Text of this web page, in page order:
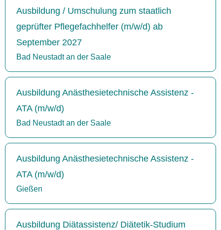
Ausbildung / Umschulung zum staatlich
geprüfter Pflegefachhelfer (m/w/d) ab
September 2027
Bad Neustadt an der Saale
Ausbildung Anästhesietechnische Assistenz -
ATA (m/w/d)
Bad Neustadt an der Saale
Ausbildung Anästhesietechnische Assistenz -
ATA (m/w/d)
Gießen
Ausbildung Diätassistenz/ Diätetik-Studium